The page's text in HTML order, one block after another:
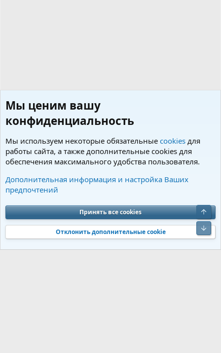
Анонсы и результаты выставок
Cookies Charm by DCom
Обратная связь
Условия и правила
Политика конфиденциальности
Помощь
S
S
Community platform by XenForo® © 2010-2026 XenForo Ltd. Перевод от
Jumuro®|Media embeds via s9e/MediaSites
Мы ценим вашу
конфиденциальность
Мы используем некоторые обязательные cookies для
работы сайта, а также дополнительные cookies для
обеспечения максимального удобства пользователя.
Дополнительная информация и настройка Ваших
предпочтений
Принять все cookies
Отклонить дополнительные cookie
Верх
Низ